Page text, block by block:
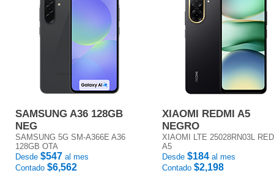
SAMSUNG A36 128GB
NEG
SAMSUNG 5G SM-A366E A36
128GB OTA
Desde $547 al mes
Contado $6,562
XIAOMI REDMI A5
NEGRO
XIAOMI LTE 25028RN03L
A5
Desde $184 al mes
Contado $2,198